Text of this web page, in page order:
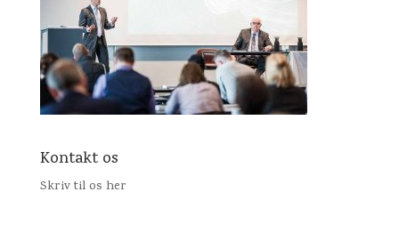
Kontakt os
Skriv til os her